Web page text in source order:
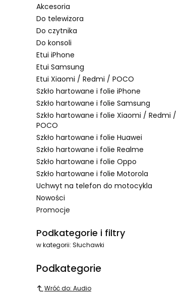
Akcesoria
Do telewizora
Do czytnika
Do konsoli
Etui iPhone
Etui Samsung
Etui Xiaomi / Redmi / POCO
Szkło hartowane i folie iPhone
Szkło hartowane i folie Samsung
Szkło hartowane i folie Xiaomi / Redmi /
POCO
Szkło hartowane i folie Huawei
Szkło hartowane i folie Realme
Szkło hartowane i folie Oppo
Szkło hartowane i folie Motorola
Uchwyt na telefon do motocykla
Nowości
Promocje
Podkategorie i filtry
w kategorii: Słuchawki
Podkategorie
Wróć do: Audio